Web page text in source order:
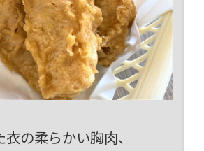
の柔らかい胸肉、